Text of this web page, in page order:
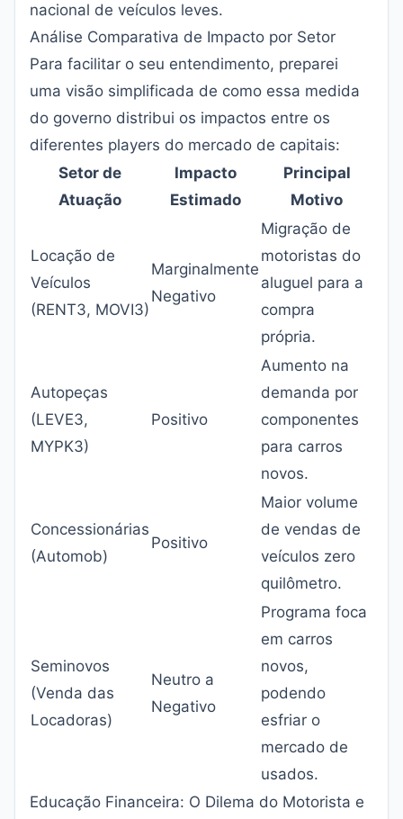
nacional de veículos leves.
Análise Comparativa de Impacto por Setor
Para facilitar o seu entendimento, preparei
uma visão simplificada de como essa medida
do governo distribui os impactos entre os
diferentes players do mercado de capitais:
Setor de
Atuação
Impacto
Estimado
Principal
Motivo
Locação de
Veículos
(RENT3, MOVI3)
Marginalmente
Negativo
Migração de
motoristas do
aluguel para a
compra
própria.
Autopeças
(LEVE3,
MYPK3)
Positivo
Aumento na
demanda por
componentes
para carros
novos.
Concessionárias
(Automob)
Positivo
Maior volume
de vendas de
veículos zero
quilômetro.
Seminovos
(Venda das
Locadoras)
Neutro a
Negativo
Programa foca
em carros
novos,
podendo
esfriar o
mercado de
usados.
Educação Financeira: O Dilema do Motorista e